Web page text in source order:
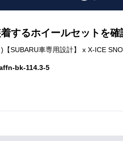
するホイールセットを確
【SUBARU車専用設計】 x X-ICE
bk-114.3-5